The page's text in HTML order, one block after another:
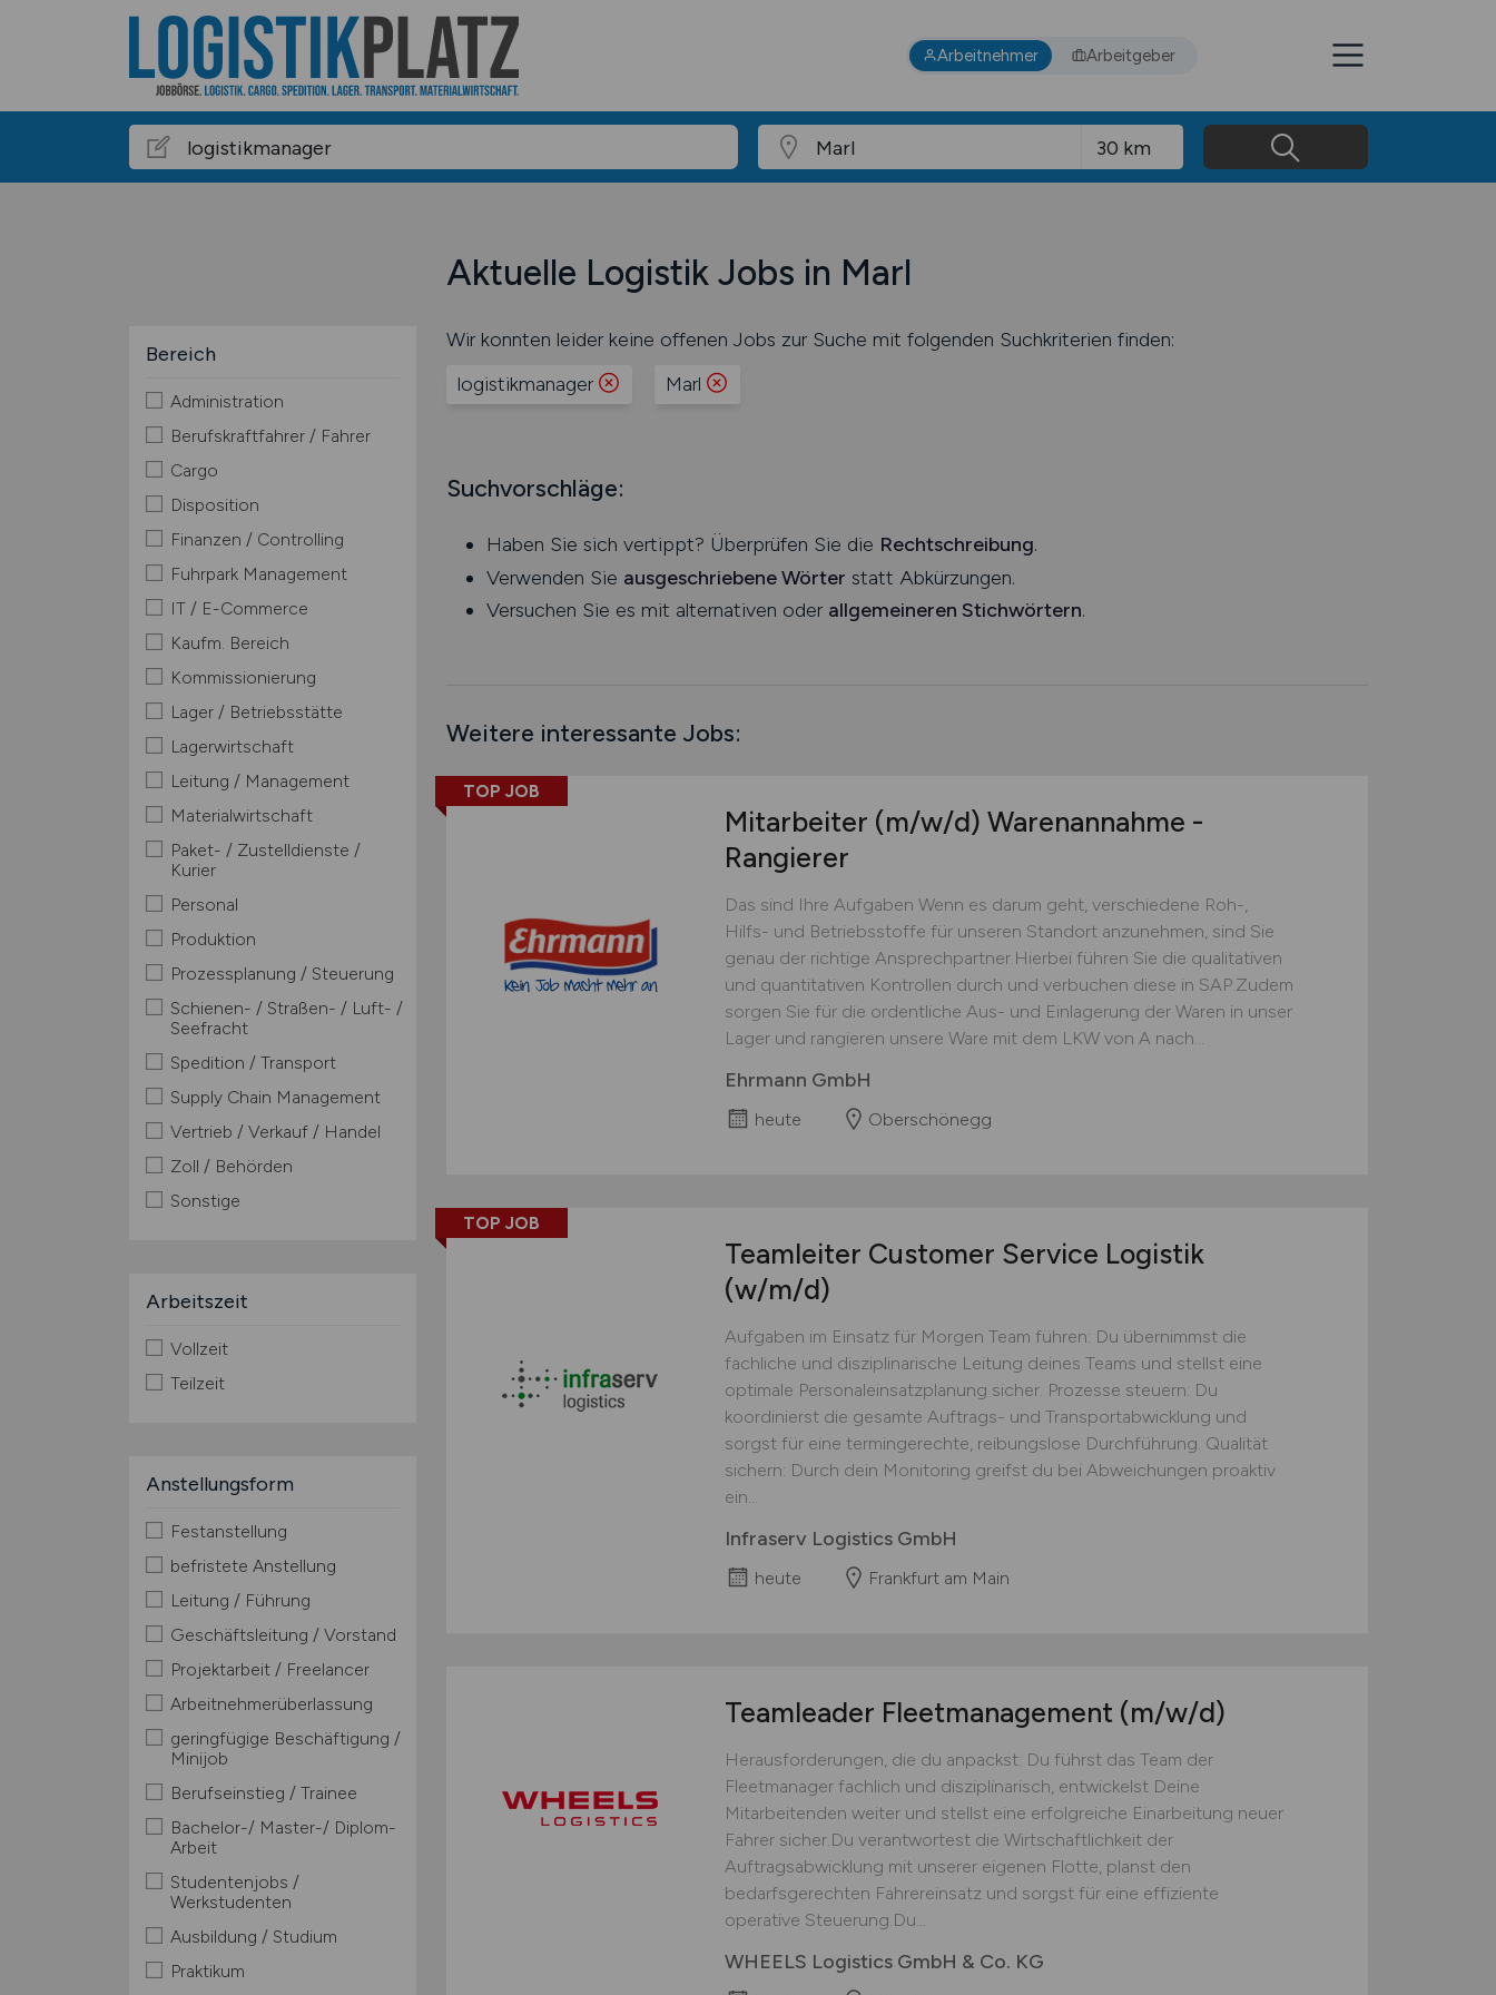
Arbeitnehmer Arbeitgeber
Aktuelle Logistik Jobs in Marl
Bereich
Administration
Berufskraftfahrer / Fahrer
Cargo
Disposition
Finanzen / Controlling
Fuhrpark Management
IT / E-Commerce
Kaufm. Bereich
Kommissionierung
Lager / Betriebsstätte
Lagerwirtschaft
Leitung / Management
Materialwirtschaft
Paket- / Zustelldienste /
Kurier
Personal
Produktion
Prozessplanung / Steuerung
Schienen- / Straßen- / Luft- /
Seefracht
Spedition / Transport
Supply Chain Management
Vertrieb / Verkauf / Handel
Zoll / Behörden
Sonstige
Arbeitszeit
Vollzeit
Teilzeit
Anstellungsform
Festanstellung
befristete Anstellung
Leitung / Führung
Geschäftsleitung / Vorstand
Projektarbeit / Freelancer
Arbeitnehmerüberlassung
geringfügige Beschäftigung /
Minijob
Berufseinstieg / Trainee
Bachelor-/ Master-/ Diplom-
Arbeit
Studentenjobs /
Werkstudenten
Ausbildung / Studium
Praktikum
Wir konnten leider keine offenen Jobs zur Suche mit folgenden Suchkriterien finden:
logistikmanager
Marl
Suchvorschläge:
Haben Sie sich vertippt? Überprüfen Sie die Rechtschreibung.
Verwenden Sie ausgeschriebene Wörter statt Abkürzungen.
Versuchen Sie es mit alternativen oder allgemeineren Stichwörtern.
Weitere interessante Jobs:
TOP JOB
Mitarbeiter (m/w/d) Warenannahme -
Rangierer
Das sind Ihre Aufgaben Wenn es darum geht, verschiedene Roh-,
Hilfs- und Betriebsstoffe für unseren Standort anzunehmen, sind Sie
genau der richtige Ansprechpartner.Hierbei führen Sie die qualitativen
und quantitativen Kontrollen durch und verbuchen diese in SAP.Zudem
sorgen Sie für die ordentliche Aus- und Einlagerung der Waren in unser
Lager und rangieren unsere Ware mit dem LKW von A nach...
Ehrmann GmbH
heute Oberschönegg
TOP JOB
Teamleiter Customer Service Logistik
(w/m/d)
Aufgaben im Einsatz für Morgen Team führen: Du übernimmst die
fachliche und disziplinarische Leitung deines Teams und stellst eine
optimale Personaleinsatzplanung sicher. Prozesse steuern: Du
koordinierst die gesamte Auftrags- und Transportabwicklung und
sorgst für eine termingerechte, reibungslose Durchführung. Qualität
sichern: Durch dein Monitoring greifst du bei Abweichungen proaktiv
ein...
Infraserv Logistics GmbH
heute Frankfurt am Main
Teamleader Fleetmanagement (m/w/d)
Herausforderungen, die du anpackst: Du führst das Team der
Fleetmanager fachlich und disziplinarisch, entwickelst Deine
Mitarbeitenden weiter und stellst eine erfolgreiche Einarbeitung neuer
Fahrer sicher.Du verantwortest die Wirtschaftlichkeit der
Auftragsabwicklung mit unserer eigenen Flotte, planst den
bedarfsgerechten Fahrereinsatz und sorgst für eine effiziente
operative Steuerung.Du...
WHEELS Logistics GmbH & Co. KG